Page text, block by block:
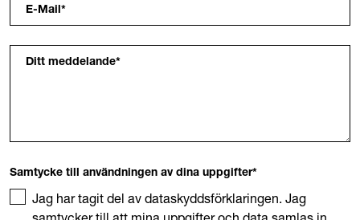
E-Mail*
Ditt meddelande*
Samtycke till användningen av dina uppgifter*
Jag har tagit del av dataskyddsförklaringen. Jag